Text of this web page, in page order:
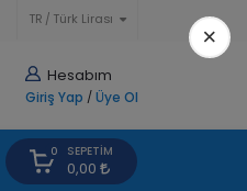
TR Türk Lirası
Hesabım
Giriş Yap / Üye Ol
0 SEPETIM
0,00
×